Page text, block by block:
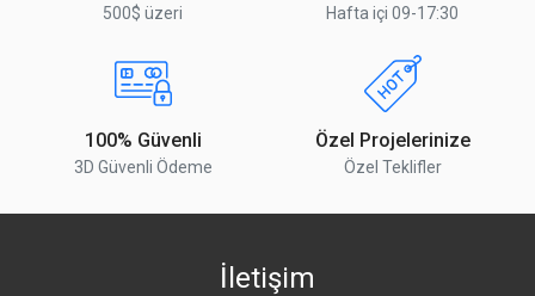
500$ üzeri Hafta içi 09-17:30
100% Güvenli
3D Güvenli Ödeme
Özel Projelerinize
Özel Teklifler
İletişim